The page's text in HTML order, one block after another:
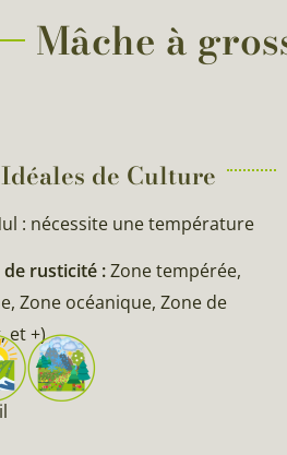
Mâche à
de Culture
: nécessite une température
rusticité :Zone tempérée,
Zone océanique, Zone de
et +)